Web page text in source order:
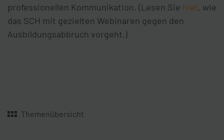
professionellen Kommunikation. (Lesen Sie hier, wie
das SCH mit gezielten Webinaren gegen den
Ausbildungsabbruch vorgeht.)
Themenübersicht